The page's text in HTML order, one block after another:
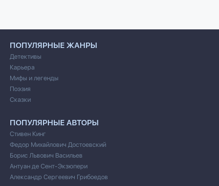
ПОПУЛЯРНЫЕ ЖАНРЫ
Детективы
Карьера
Мифы и легенды
Поэзия
Сказки
ПОПУЛЯРНЫЕ АВТОРЫ
Стивен Кинг
Федор Михайлович Достоевский
Борис Львович Васильев
Антуан де Сент-Экзюпери
Александр Сергеевич Грибоедов